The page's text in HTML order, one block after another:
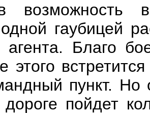
возможность
гаубицей
агента. Благо
этого
пункт.
пойдет